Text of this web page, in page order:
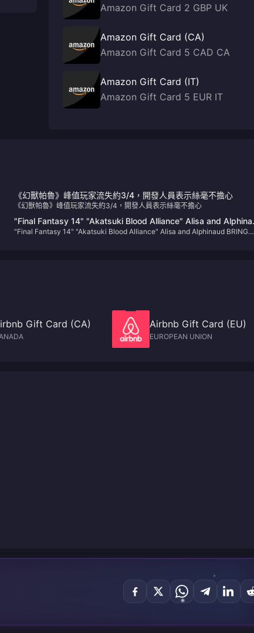
Amazon Gift Card 2 GBP UK
Amazon Gift Card (CA)
Amazon Gift Card 5 CAD CA
Amazon Gift Card (IT)
Amazon Gift Card 5 EUR IT
《幻獸帕魯》峰值玩家流失約3/4，開發人員表示絲毫不擔心
《幻獸帕魯》峰值玩家流失約3/4，開發人員表示絲毫不擔心
"Final Fantasy 14" "Akatsuki Blood Alliance" Alisa and
BRING ARTS figures appear
"Final Fantasy 14" "Akatsuki Blood Alliance" Alisa and Alphinaud BRING
Gift Card (CA) Airbnb Gift Card (EU)
EUROPEAN UNION